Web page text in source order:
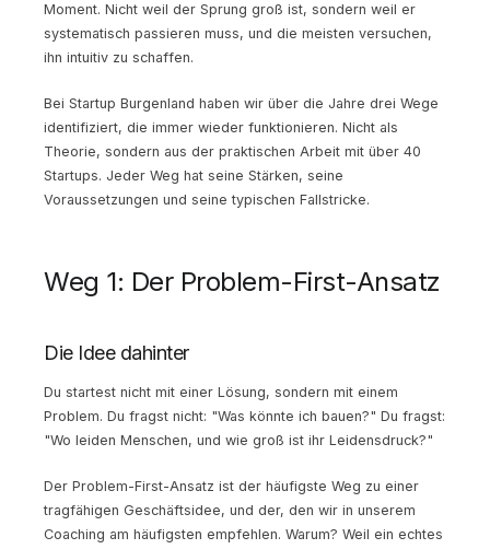
Moment. Nicht weil der Sprung groß ist, sondern weil er
systematisch passieren muss, und die meisten versuchen,
ihn intuitiv zu schaffen.
Bei Startup Burgenland haben wir über die Jahre drei Wege
identifiziert, die immer wieder funktionieren. Nicht als
Theorie, sondern aus der praktischen Arbeit mit über 40
Startups. Jeder Weg hat seine Stärken, seine
Voraussetzungen und seine typischen Fallstricke.
Weg 1: Der Problem-First-Ansatz
Die Idee dahinter
Du startest nicht mit einer Lösung, sondern mit einem
Problem. Du fragst nicht: "Was könnte ich bauen?" Du fragst:
"Wo leiden Menschen, und wie groß ist ihr Leidensdruck?"
Der Problem-First-Ansatz ist der häufigste Weg zu einer
tragfähigen Geschäftsidee, und der, den wir in unserem
Coaching am häufigsten empfehlen. Warum? Weil ein echtes